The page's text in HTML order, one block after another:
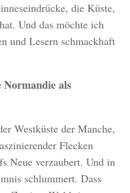
die Küste,
Und das möchte ich
und Lesern schmackhaft
Normandie als
Westküste der Manche,
Flecken
Neue verzaubert. Und in
schlummert. Dass